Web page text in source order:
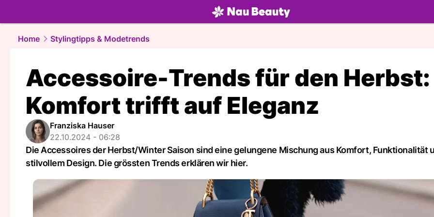
beauty.NAU.ch
Home
Stylingtipps & Modetrends
Accessoire-Trends für den Herbst:
Komfort trifft auf Eleganz
Franziska Hauser
22.10.2024 - 06:28
Die Accessoires der Herbst/Winter Saison sind eine gelungene Mischung aus Komfort, Funktionalität
stilvollem Design. Die grössten Trends erklären wir hier.